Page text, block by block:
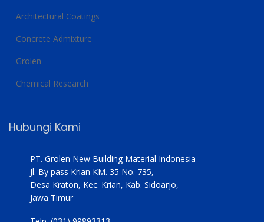
Architectural Coatings
Concrete Admixture
Grolen
Chemical Research
Hubungi Kami
PT. Grolen New Building Material Indonesia
Jl. By pass Krian KM. 35 No. 735,
Desa Kraton, Kec. Krian, Kab. Sidoarjo,
Jawa Timur